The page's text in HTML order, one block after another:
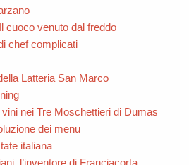
cuoco venuto dal freddo
chef complicati
Latteria San Marco
nei Tre Moschettieri di Dumas
dei menu
italiana
l’inventore di Franciacorta